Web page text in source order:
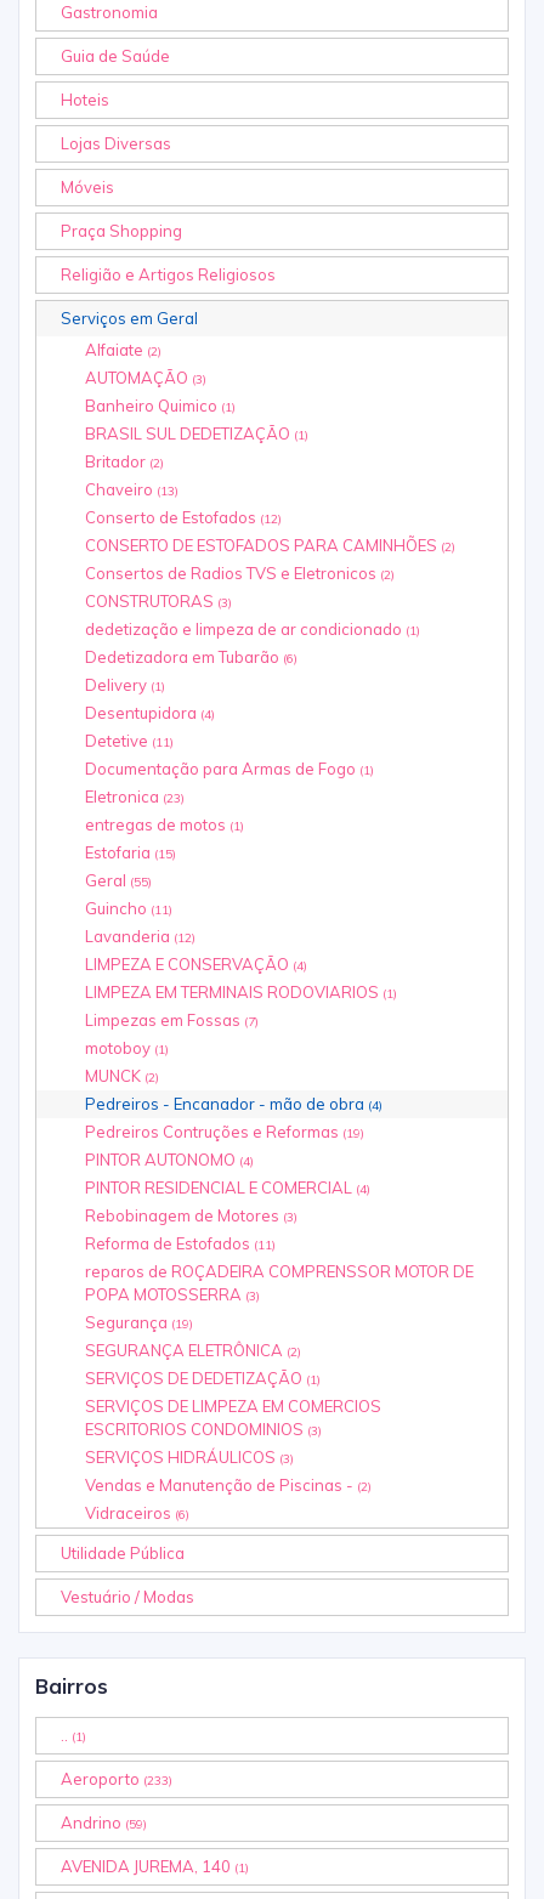
Gastronomia
Guia de Saúde
Hoteis
Lojas Diversas
Móveis
Praça Shopping
Religião e Artigos Religiosos
Serviços em Geral
Alfaiate (2)
AUTOMAÇÃO (3)
Banheiro Quimico (1)
BRASIL SUL DEDETIZAÇÃO (1)
Britador (2)
Chaveiro (13)
Conserto de Estofados (12)
CONSERTO DE ESTOFADOS PARA CAMINHÕES (2)
Consertos de Radios TVS e Eletronicos (2)
CONSTRUTORAS (3)
dedetização e limpeza de ar condicionado (1)
Dedetizadora em Tubarão (6)
Delivery (1)
Desentupidora (4)
Detetive (11)
Documentação para Armas de Fogo (1)
Eletronica (23)
entregas de motos (1)
Estofaria (15)
Geral (55)
Guincho (11)
Lavanderia (12)
LIMPEZA E CONSERVAÇÃO (4)
LIMPEZA EM TERMINAIS RODOVIARIOS (1)
Limpezas em Fossas (7)
motoboy (1)
MUNCK (2)
Pedreiros - Encanador - mão de obra (4)
Pedreiros Contruções e Reformas (19)
PINTOR AUTONOMO (4)
PINTOR RESIDENCIAL E COMERCIAL (4)
Rebobinagem de Motores (3)
Reforma de Estofados (11)
reparos de ROÇADEIRA COMPRENSSOR MOTOR DE
POPA MOTOSSERRA (3)
Segurança (19)
SEGURANÇA ELETRÔNICA (2)
SERVIÇOS DE DEDETIZAÇÃO (1)
SERVIÇOS DE LIMPEZA EM COMERCIOS
ESCRITORIOS CONDOMINIOS (3)
SERVIÇOS HIDRÁULICOS (3)
Vendas e Manutenção de Piscinas - (2)
Vidraceiros (6)
Utilidade Pública
Vestuário / Modas
Bairros
(1)
Aeroporto (233)
Andrino (59)
AVENIDA JUREMA, 140 (1)